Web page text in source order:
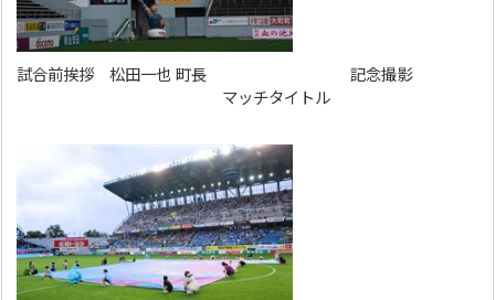
試合前挨拶 松田一也 町長 記念撮影
マッチタイトル